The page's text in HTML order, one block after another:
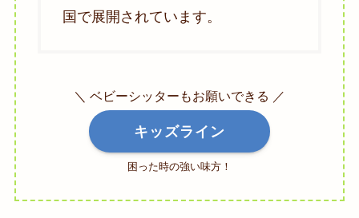
国で展開されています。
＼ ベビーシッターもお願いできる ／
キッズライン
困った時の強い味方！